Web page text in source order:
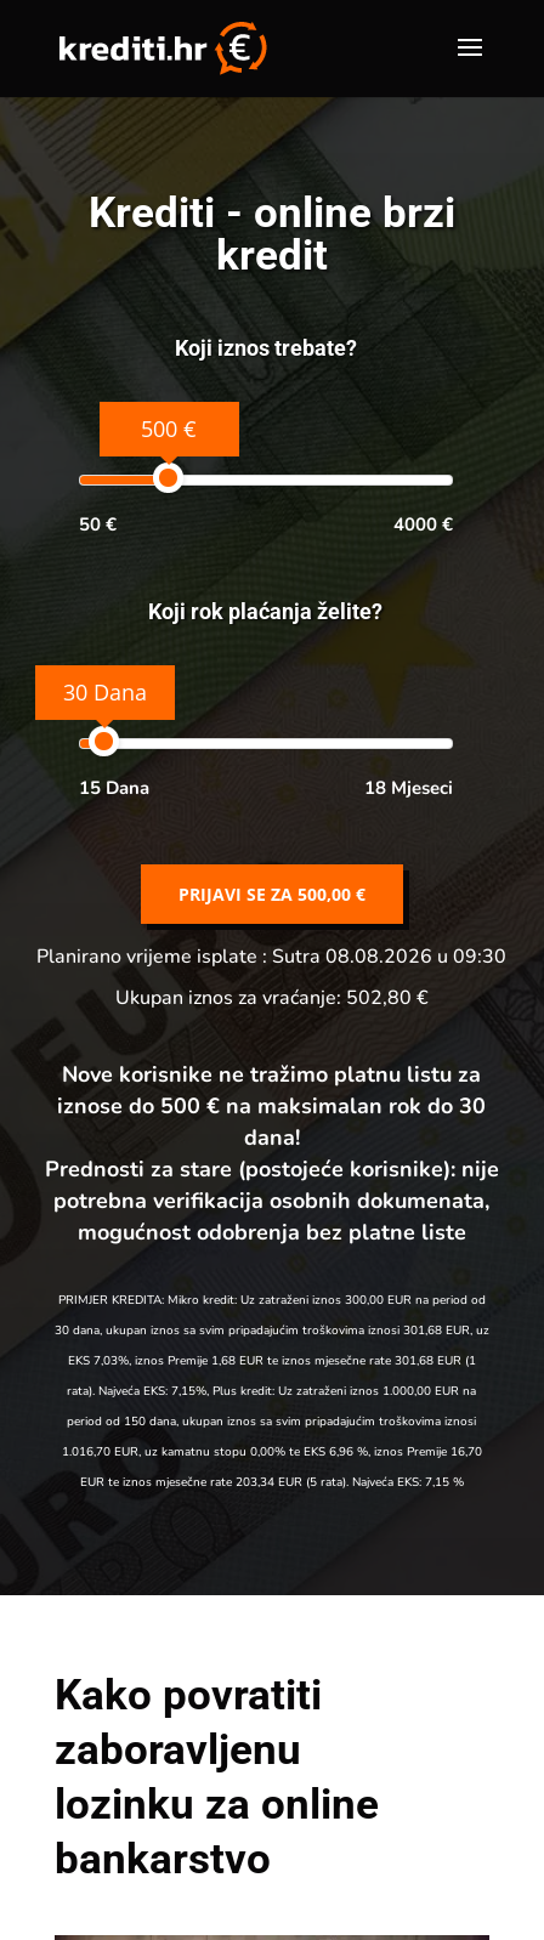
Krediti - online brzi
kredit
Koji iznos trebate?
500 €
50 € 4000 €
Koji rok plaćanja želite?
30 Dana
15 Dana 18 Mjeseci
PRIJAVI SE ZA 500,00 €
Planirano vrijeme isplate : Sutra 08.08.2026 u 09:30
Ukupan iznos za vraćanje: 502,80 €
Nove korisnike ne tražimo platnu listu za
iznose do 500 € na maksimalan rok do 30
dana!
Prednosti za stare (postojeće korisnike): nije
potrebna verifikacija osobnih dokumenata,
mogućnost odobrenja bez platne liste
PRIMJER KREDITA: Mikro kredit: Uz zatraženi iznos 300,00 EUR na period od
30 dana, ukupan iznos sa svim pripadajućim troškovima iznosi 301,68 EUR, uz
EKS 7,03%, iznos Premije 1,68 EUR te iznos mjesečne rate 301,68 EUR (1
rata). Najveća EKS: 7,15%, Plus kredit: Uz zatraženi iznos 1.000,00 EUR na
period od 150 dana, ukupan iznos sa svim pripadajućim troškovima iznosi
1.016,70 EUR, uz kamatnu stopu 0,00% te EKS 6,96 %, iznos Premije 16,70
EUR te iznos mjesečne rate 203,34 EUR (5 rata). Najveća EKS: 7,15 %
Kako povratiti
zaboravljenu
lozinku za online
bankarstvo